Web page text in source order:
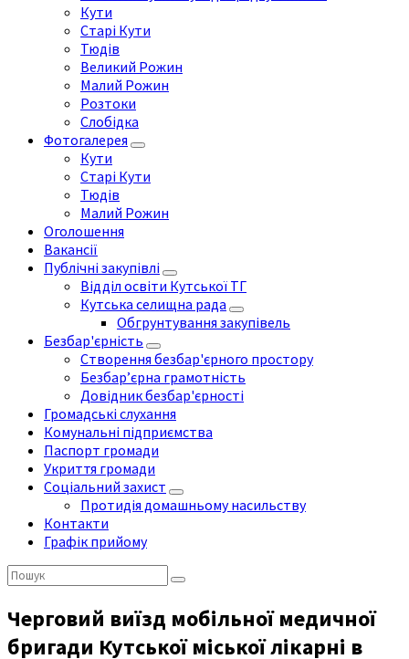
Кути
Старі Кути
Тюдів
Великий Рожин
Малий Рожин
Розтоки
Слобідка
Фотогалерея
Кути
Старі Кути
Тюдів
Малий Рожин
Оголошення
Вакансії
Публічні закупівлі
Відділ освіти Кутської ТГ
Кутська селищна рада
Обгрунтування закупівель
Безбар'єрність
Створення безбар'єрного простору
Безбар’єрна грамотність
Довідник безбар'єрності
Громадські слухання
Комунальні підприємства
Паспорт громади
Укриття громади
Соціальний захист
Протидія домашньому насильству
Контакти
Графік прийому
Пошук:
Черговий виїзд мобільної медичної
бригади Кутської міської лікарні в